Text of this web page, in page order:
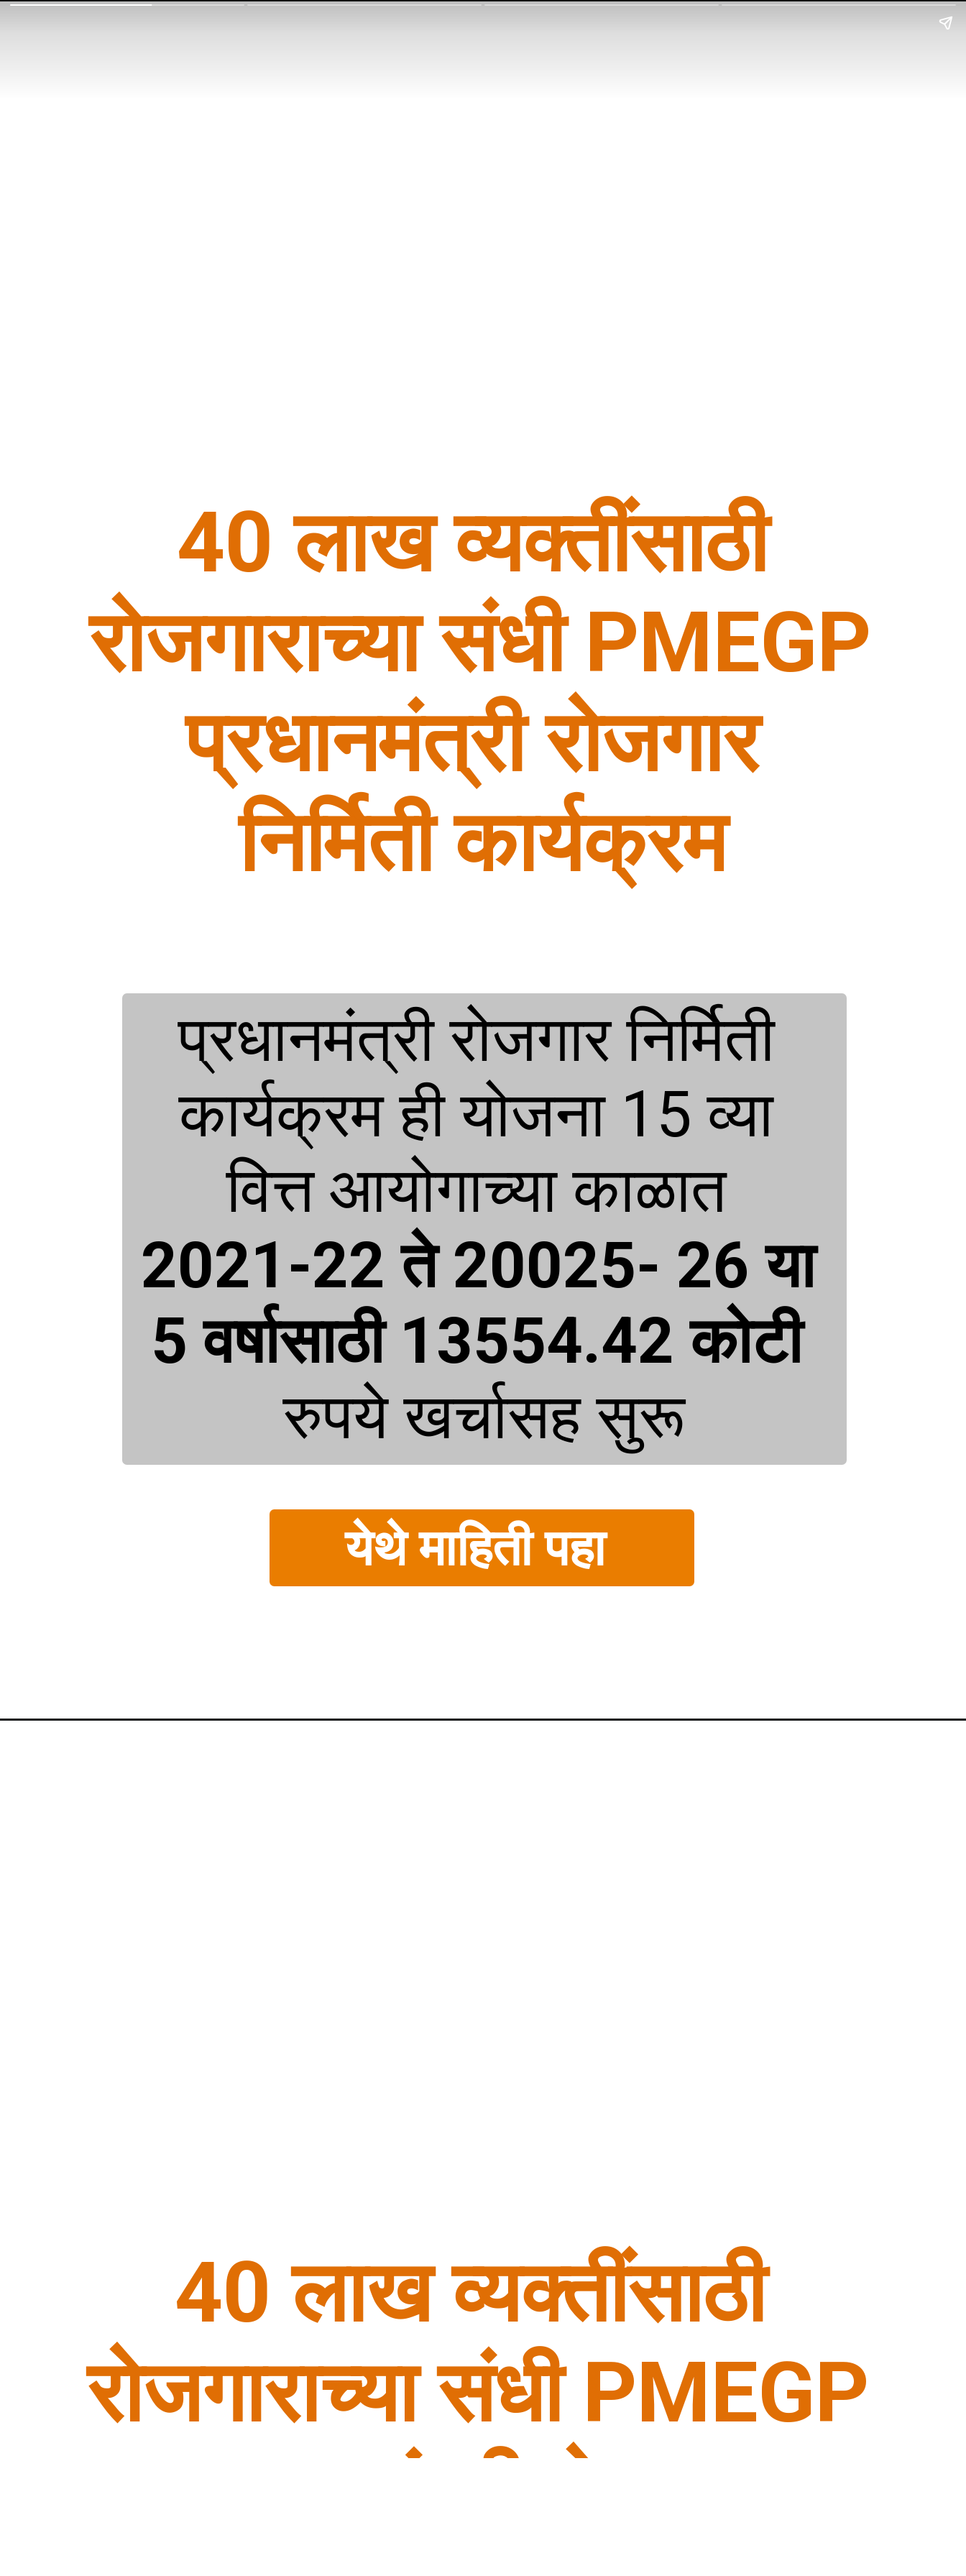
40 लाख व्यक्तींसाठी
रोजगाराच्या संधी PMEGP
प्रधानमंत्री रोजगार
निर्मिती कार्यक्रम
प्रधानमंत्री रोजगार निर्मिती
कार्यक्रम ही योजना 15 व्या
वित्त आयोगाच्या काळात
2021-22 ते 20025- 26 या
5 वर्षासाठी 13554.42 कोटी
रुपये खर्चासह सुरू
येथे माहिती पहा
40 लाख व्यक्तींसाठी
रोजगाराच्या संधी PMEGP
प्रधानमंत्री रोजगार